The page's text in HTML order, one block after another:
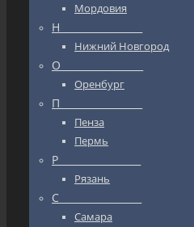
Мордовия
Н_________________
Нижний Новгород
О_________________
Оренбург
П_________________
Пенза
Пермь
Р_________________
Рязань
С_________________
Самара